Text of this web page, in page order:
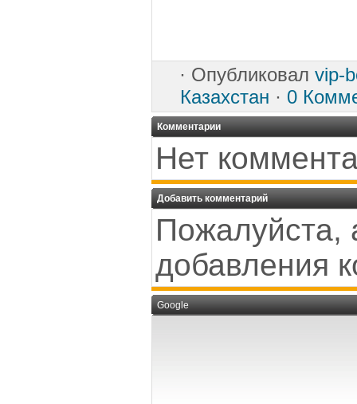
· Опубликовал vip-
Казахстан · 0
Комментарии
Нет
Добавить комментарий
Пожалуйста,
добавления
Google